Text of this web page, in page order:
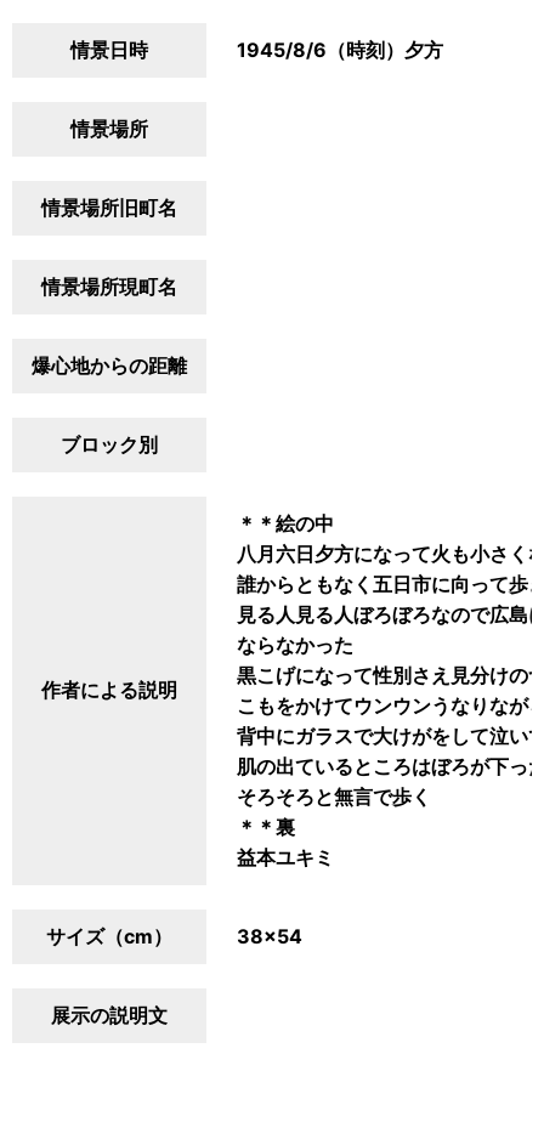
情景日時 1945/8/6（時刻）夕方
情景場所
情景場所旧町名
情景場所現町名
爆心地からの距離
ブロック別
作者による説明
＊＊絵の中
八月六日夕方になって火も小さく
誰からともなく五日市に向って歩
見る人見る人ぼろぼろなので広島
ならなかった
黒こげになって性別さえ見分け
こもをかけてウンウンうなりな
背中にガラスで大けがをして泣
肌の出ているところはぼろが下
そろそろと無言で歩く
＊＊裏
益本ユキミ
サイズ（cm） 38×54
展示の説明文